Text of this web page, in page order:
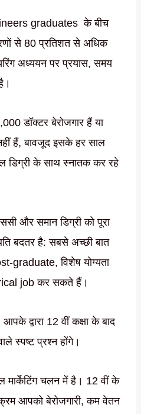
graduates के बीच
से 80 प्रतिशत से अधिक
अध्ययन पर प्रयास, समय
डॉक्टर बेरोजगार हैं या
हैं, बावजूद इसके हर साल
के साथ स्नातक कर रहे
और समान डिग्री को पूरा
बदतर है: सबसे अच्छी बात
graduate, विशेष योग्यता
job कर सकते हैं।
द्वारा 12 वीं कक्षा के बाद
स्पष्ट प्रश्न होंगे।
मार्केटिंग चलन में है। 12 वीं के
आपको बेरोजगारी, कम वेतन